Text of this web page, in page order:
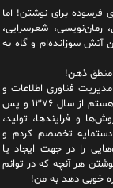
برای نوشتن! اما
رمان‌نویسی، شعرسرایی،
آتش سوزانده‌ام و گاه به
ذهن!
فناوری اطلاعات و
ارتباطات و به‌عنوان مدرس ITIL و مهندس کامپیوتر فعال هستم از سال ۱۳۷۶ و پس
و فرایندها، تولید،
دستمایه تخصصم کردم و
را در جهت ایجاد یا
هر آنچه که در توانم
خوبی دهد به من!